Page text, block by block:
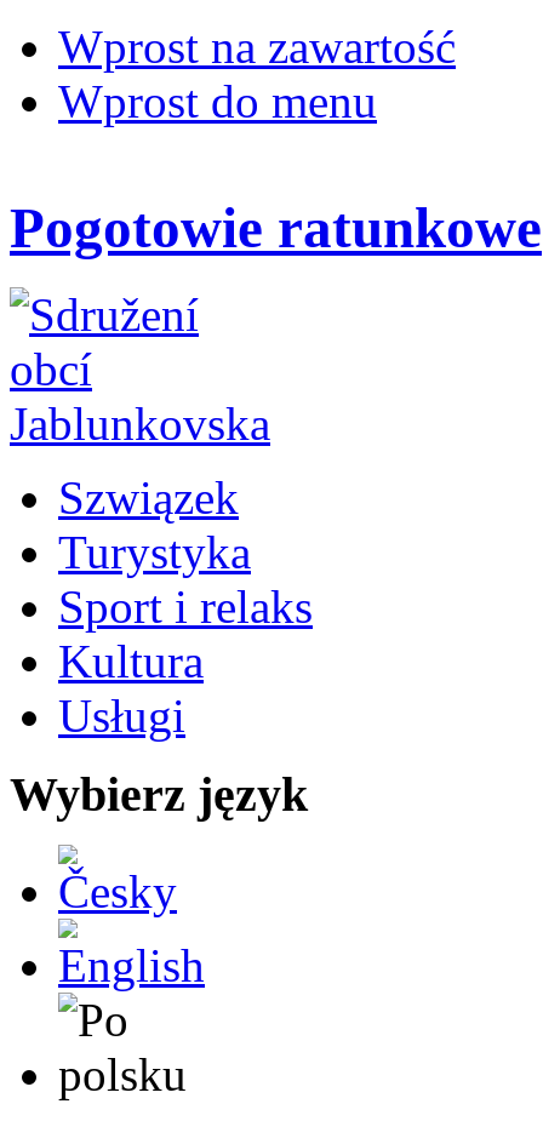
Wprost na zawartość
Wprost do menu
Pogotowie ratunkowe
Szwiązek
Turystyka
Sport i relaks
Kultura
Usługi
Wybierz język